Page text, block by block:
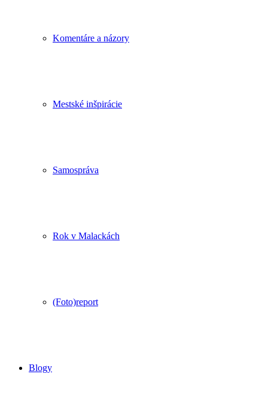
Komentáre a názory
Mestské inšpirácie
Samospráva
Rok v Malackách
(Foto)report
Blogy